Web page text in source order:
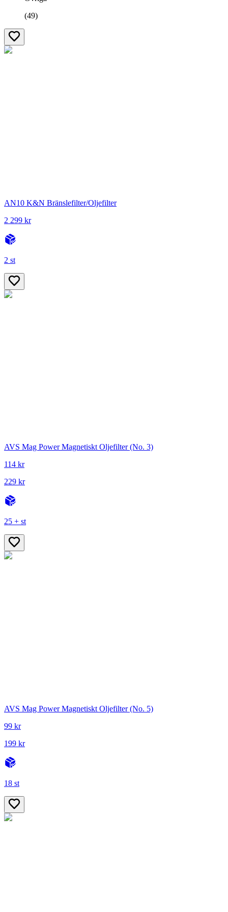
(49)
AN10 K&N Bränslefilter/Oljefilter
2 299 kr
2 st
AVS Mag Power Magnetiskt Oljefilter (No. 3)
114 kr
229 kr
25 + st
AVS Mag Power Magnetiskt Oljefilter (No. 5)
99 kr
199 kr
18 st